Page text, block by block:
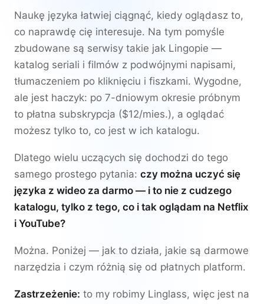
Naukę języka łatwiej ciągnąć, kiedy oglądasz to,
co naprawdę cię interesuje. Na tym pomyśle
zbudowane są serwisy takie jak Lingopie —
katalog seriali i filmów z podwójnymi napisami,
tłumaczeniem po kliknięciu i fiszkami. Wygodne,
ale jest haczyk: po 7-dniowym okresie próbnym
to płatna subskrypcja ($12/mies.), a oglądać
możesz tylko to, co jest w ich katalogu.
Dlatego wielu uczących się dochodzi do tego
samego prostego pytania: czy można uczyć się
języka z wideo za darmo — i to nie z cudzego
katalogu, tylko z tego, co i tak oglądam na Netflix
i YouTube?
Można. Poniżej — jak to działa, jakie są darmowe
narzędzia i czym różnią się od płatnych platform.
Zastrzeżenie: to my robimy Linglass, więc jest na